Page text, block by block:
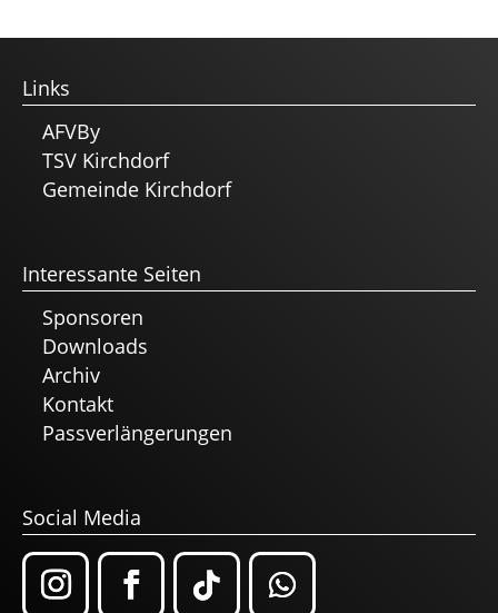
Links
AFVBy
TSV Kirchdorf
Gemeinde Kirchdorf
Interessante Seiten
Sponsoren
Downloads
Archiv
Kontakt
Passverlängerungen
Social Media